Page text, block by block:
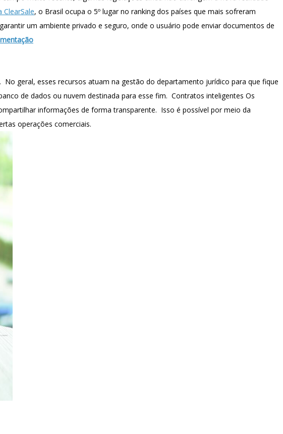
ClearSale, o Brasil ocupa o 5º lugar no ranking dos países que mais sofreram
um ambiente privado e seguro, onde o usuário pode enviar documentos de
geral, esses recursos atuam na gestão do departamento jurídico para que fique
de dados ou nuvem destinada para esse fim. Contratos inteligentes Os
informações de forma transparente. Isso é possível por meio da
operações comerciais.